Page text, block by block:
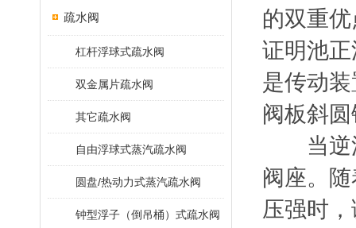
疏水阀
杠杆浮球式疏水阀
双金属片疏水阀
其它疏水阀
自由浮球式蒸汽疏水阀
圆盘/热动力式蒸汽疏水阀
钟型浮子（倒吊桶）式疏水阀
的双重
证明池
是传动
阀板斜
当逆流
阀座。
压强时